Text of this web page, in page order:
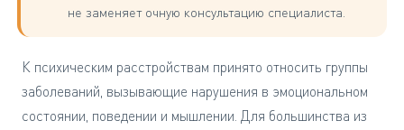
не заменяет очную консультацию специалиста.
К психическим расстройствам принято относить группы
заболеваний, вызывающие нарушения в эмоциональном
состоянии, поведении и мышлении. Для большинства из